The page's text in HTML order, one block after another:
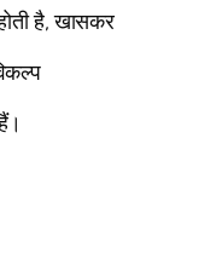
है, खासकर